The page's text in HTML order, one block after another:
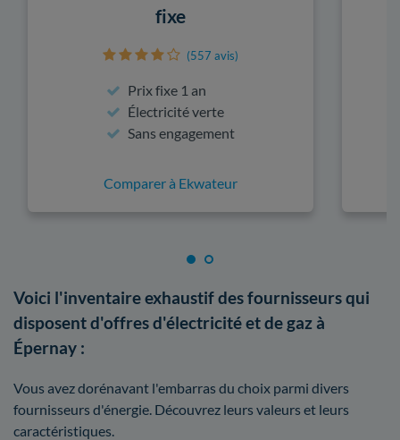
fixe
(557 avis)
Prix fixe 1 an
Électricité verte
Sans engagement
Comparer à Ekwateur
Voici l'inventaire exhaustif des fournisseurs qui
disposent d'offres d'électricité et de gaz à
Épernay :
Vous avez dorénavant l'embarras du choix parmi divers
fournisseurs d'énergie. Découvrez leurs valeurs et leurs
caractéristiques.